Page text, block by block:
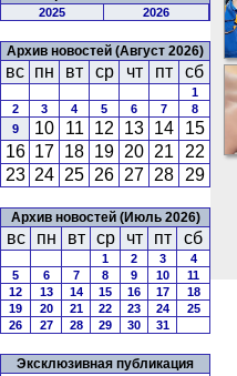
2025 2026
Архив новостей (Август 2026)
вс пн вт ср чт пт сб
1
2
3 4 5 6 7
8
9
10 11 12 13 14
15
16 17 18 19 20 21
22
23 24 25 26 27 28 29
Архив новостей (Июль 2026)
вс пн вт ср чт пт сб
1 2 3
4
5
6 7 8 9 10
11
12
13 14 15 16 17
18
19
20 21 22 23 24
25
26
27 28 29 30 31
Эксклюзивная публикация